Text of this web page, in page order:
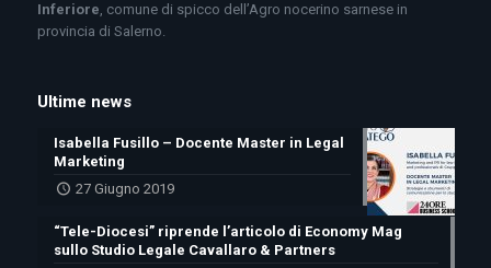
Inferiore, comune di spicco dell’Agro nocerino sarnese in
provincia di Salerno.
Ultime news
Isabella Fusillo – Docente Master in Legal
Marketing
27 Giugno 2019
“Tele-Diocesi” riprende l’articolo di Economy Mag
sullo Studio Legale Cavallaro & Partners